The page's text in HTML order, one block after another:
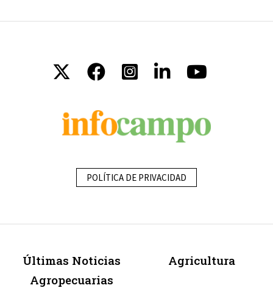
POLÍTICA DE PRIVACIDAD
Últimas Noticias
Agropecuarias
Agricultura